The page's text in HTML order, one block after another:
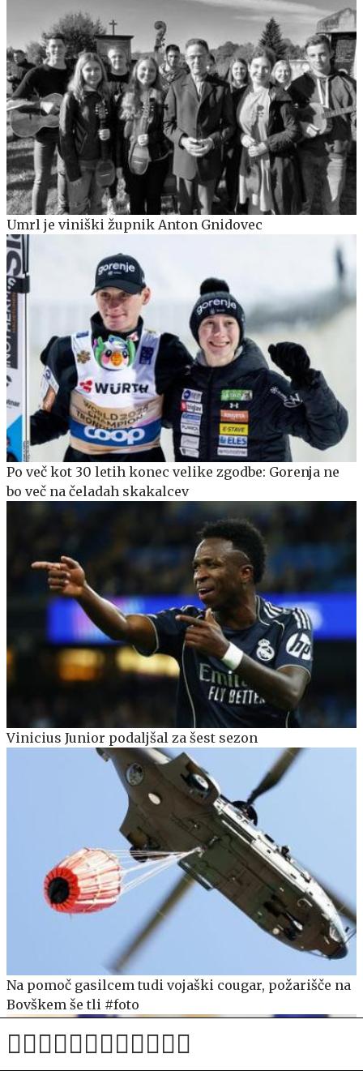
Umrl je viniški župnik Anton Gnidovec
Po več kot 30 letih konec velike zgodbe: Gorenja ne
bo več na čeladah skakalcev
Vinicius Junior podaljšal za šest sezon
Na pomoč gasilcem tudi vojaški cougar, požarišče na
Bovškem še tli #foto